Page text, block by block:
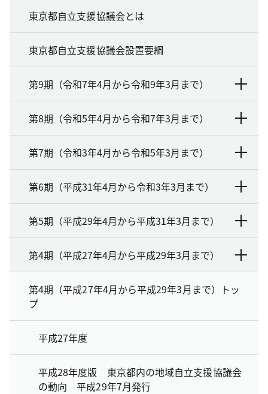
東京都自立支援協議会とは
東京都自立支援協議会設置要綱
第9期（令和7年4月から令和9年3月まで）
第8期（令和5年4月から令和7年3月まで）
第7期（令和3年4月から令和5年3月まで）
第6期（平成31年4月から令和3年3月まで）
第5期（平成29年4月から平成31年3月まで）
第4期（平成27年4月から平成29年3月まで）
第4期（平成27年4月から平成29年3月まで）トッ
プ
平成27年度
平成28年度版 東京都内の地域自立支援協議会
の動向 平成29年7月発行